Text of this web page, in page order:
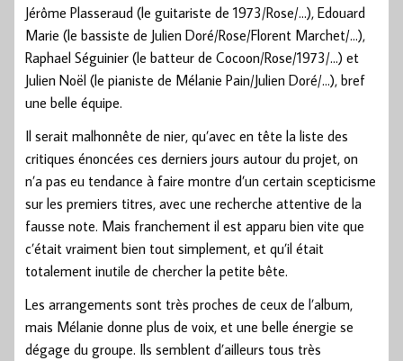
Jérôme Plasseraud (le guitariste de 1973/Rose/…), Edouard
Marie (le bassiste de Julien Doré/Rose/Florent Marchet/…),
Raphael Séguinier (le batteur de Cocoon/Rose/1973/…) et
Julien Noël (le pianiste de Mélanie Pain/Julien Doré/…), bref
une belle équipe.
Il serait malhonnête de nier, qu’avec en tête la liste des
critiques énoncées ces derniers jours autour du projet, on
n’a pas eu tendance à faire montre d’un certain scepticisme
sur les premiers titres, avec une recherche attentive de la
fausse note. Mais franchement il est apparu bien vite que
c’était vraiment bien tout simplement, et qu’il était
totalement inutile de chercher la petite bête.
Les arrangements sont très proches de ceux de l’album,
mais Mélanie donne plus de voix, et une belle énergie se
dégage du groupe. Ils semblent d’ailleurs tous très